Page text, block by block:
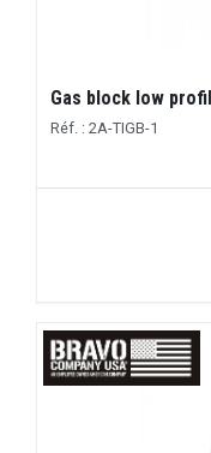
Gas block low
Réf. : 2A-TIGB-1